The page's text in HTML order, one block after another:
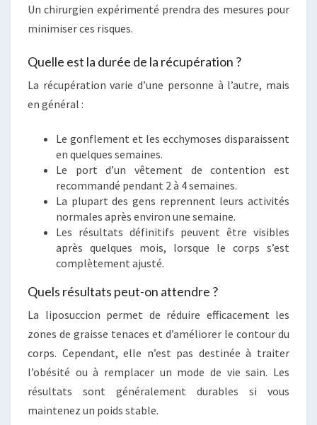
Un chirurgien expérimenté prendra des mesures pour
minimiser ces risques.
Quelle est la durée de la récupération ?
La récupération varie d’une personne à l’autre, mais
en général :
Le gonflement et les ecchymoses disparaissent
en quelques semaines.
Le port d’un vêtement de contention est
recommandé pendant 2 à 4 semaines.
La plupart des gens reprennent leurs activités
normales après environ une semaine.
Les résultats définitifs peuvent être visibles
après quelques mois, lorsque le corps s’est
complètement ajusté.
Quels résultats peut-on attendre ?
La liposuccion permet de réduire efficacement les
zones de graisse tenaces et d’améliorer le contour du
corps. Cependant, elle n’est pas destinée à traiter
l’obésité ou à remplacer un mode de vie sain. Les
résultats sont généralement durables si vous
maintenez un poids stable.